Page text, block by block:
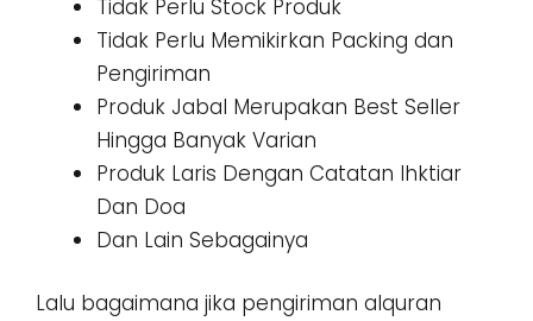
Tidak Perlu Stock Produk
Tidak Perlu Memikirkan Packing dan
Pengiriman
Produk Jabal Merupakan Best Seller
Hingga Banyak Varian
Produk Laris Dengan Catatan Ihktiar
Dan Doa
Dan Lain Sebagainya
Lalu bagaimana jika pengiriman alquran